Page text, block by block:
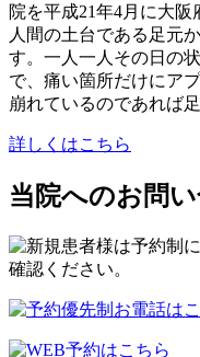
院を平成21年4月に大阪
人間の土台である足元
す。一人一人その日の
で、痛い箇所だけにア
崩れているのであれば
詳しくはこちら
当院へのお問